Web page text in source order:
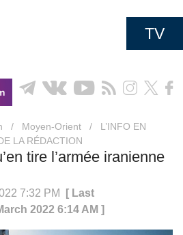
TV
/ Moyen-Orient /
L’INFO EN
LA RÉDACTION
tire l’armée iranienne
7:32 PM
[ Last
2022 6:14 AM ]